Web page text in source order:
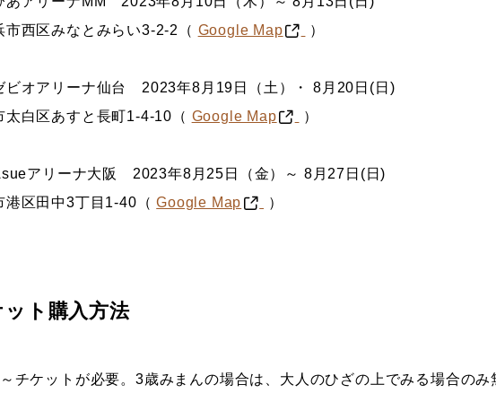
市西区みなとみらい3-2-2（ Google Map ）
オアリーナ仙台 2023年8月19日（土）・ 8月20日(日)
太白区あすと長町1-4-10（ Google Map ）
アリーナ大阪 2023年8月25日（金）～ 8月27日(日)
港区田中3丁目1-40（Google Map ）
ト購入方法
チケットが必要。3歳みまんの場合は、大人のひざの上でみる場合のみ